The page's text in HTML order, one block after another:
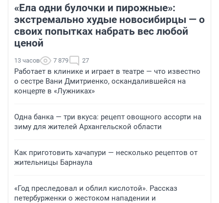
«Ела одни булочки и пирожные»:
экстремально худые новосибирцы — о
своих попытках набрать вес любой
ценой
13 часов 7 879 27
Работает в клинике и играет в театре — что известно
о сестре Вани Дмитриенко, оскандалившейся на
концерте в «Лужниках»
Одна банка — три вкуса: рецепт овощного ассорти на
зиму для жителей Архангельской области
Как приготовить хачапури — несколько рецептов от
жительницы Барнаула
«Год преследовал и облил кислотой». Рассказ
петербурженки о жестоком нападении и